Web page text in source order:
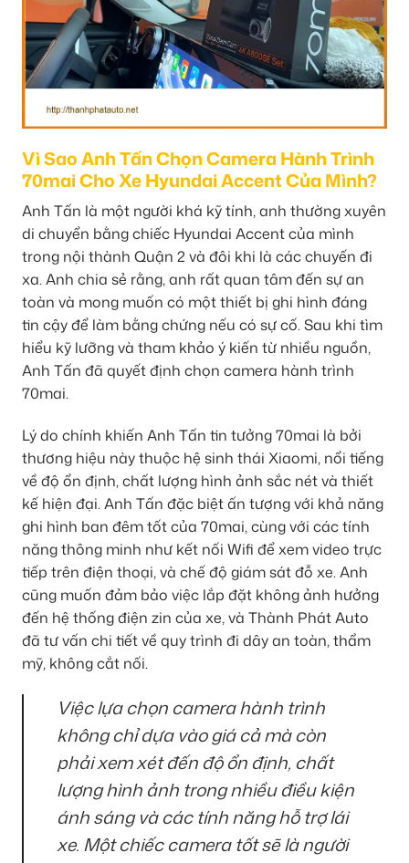
Vì Sao Anh Tấn Chọn Camera Hành Trình
70mai Cho Xe Hyundai Accent Của Mình?
Anh Tấn là một người khá kỹ tính, anh thường xuyên
di chuyển bằng chiếc Hyundai Accent của mình
trong nội thành Quận 2 và đôi khi là các chuyến đi
xa. Anh chia sẻ rằng, anh rất quan tâm đến sự an
toàn và mong muốn có một thiết bị ghi hình đáng
tin cậy để làm bằng chứng nếu có sự cố. Sau khi tìm
hiểu kỹ lưỡng và tham khảo ý kiến từ nhiều nguồn,
Anh Tấn đã quyết định chọn camera hành trình
70mai.
Lý do chính khiến Anh Tấn tin tưởng 70mai là bởi
thương hiệu này thuộc hệ sinh thái Xiaomi, nổi tiếng
về độ ổn định, chất lượng hình ảnh sắc nét và thiết
kế hiện đại. Anh Tấn đặc biệt ấn tượng với khả năng
ghi hình ban đêm tốt của 70mai, cùng với các tính
năng thông minh như kết nối Wifi để xem video trực
tiếp trên điện thoại, và chế độ giám sát đỗ xe. Anh
cũng muốn đảm bảo việc lắp đặt không ảnh hưởng
đến hệ thống điện zin của xe, và Thành Phát Auto
đã tư vấn chi tiết về quy trình đi dây an toàn, thẩm
mỹ, không cắt nối.
Việc lựa chọn camera hành trình
không chỉ dựa vào giá cả mà còn
phải xem xét đến độ ổn định, chất
lượng hình ảnh trong nhiều điều kiện
ánh sáng và các tính năng hỗ trợ lái
xe. Một chiếc camera tốt sẽ là người